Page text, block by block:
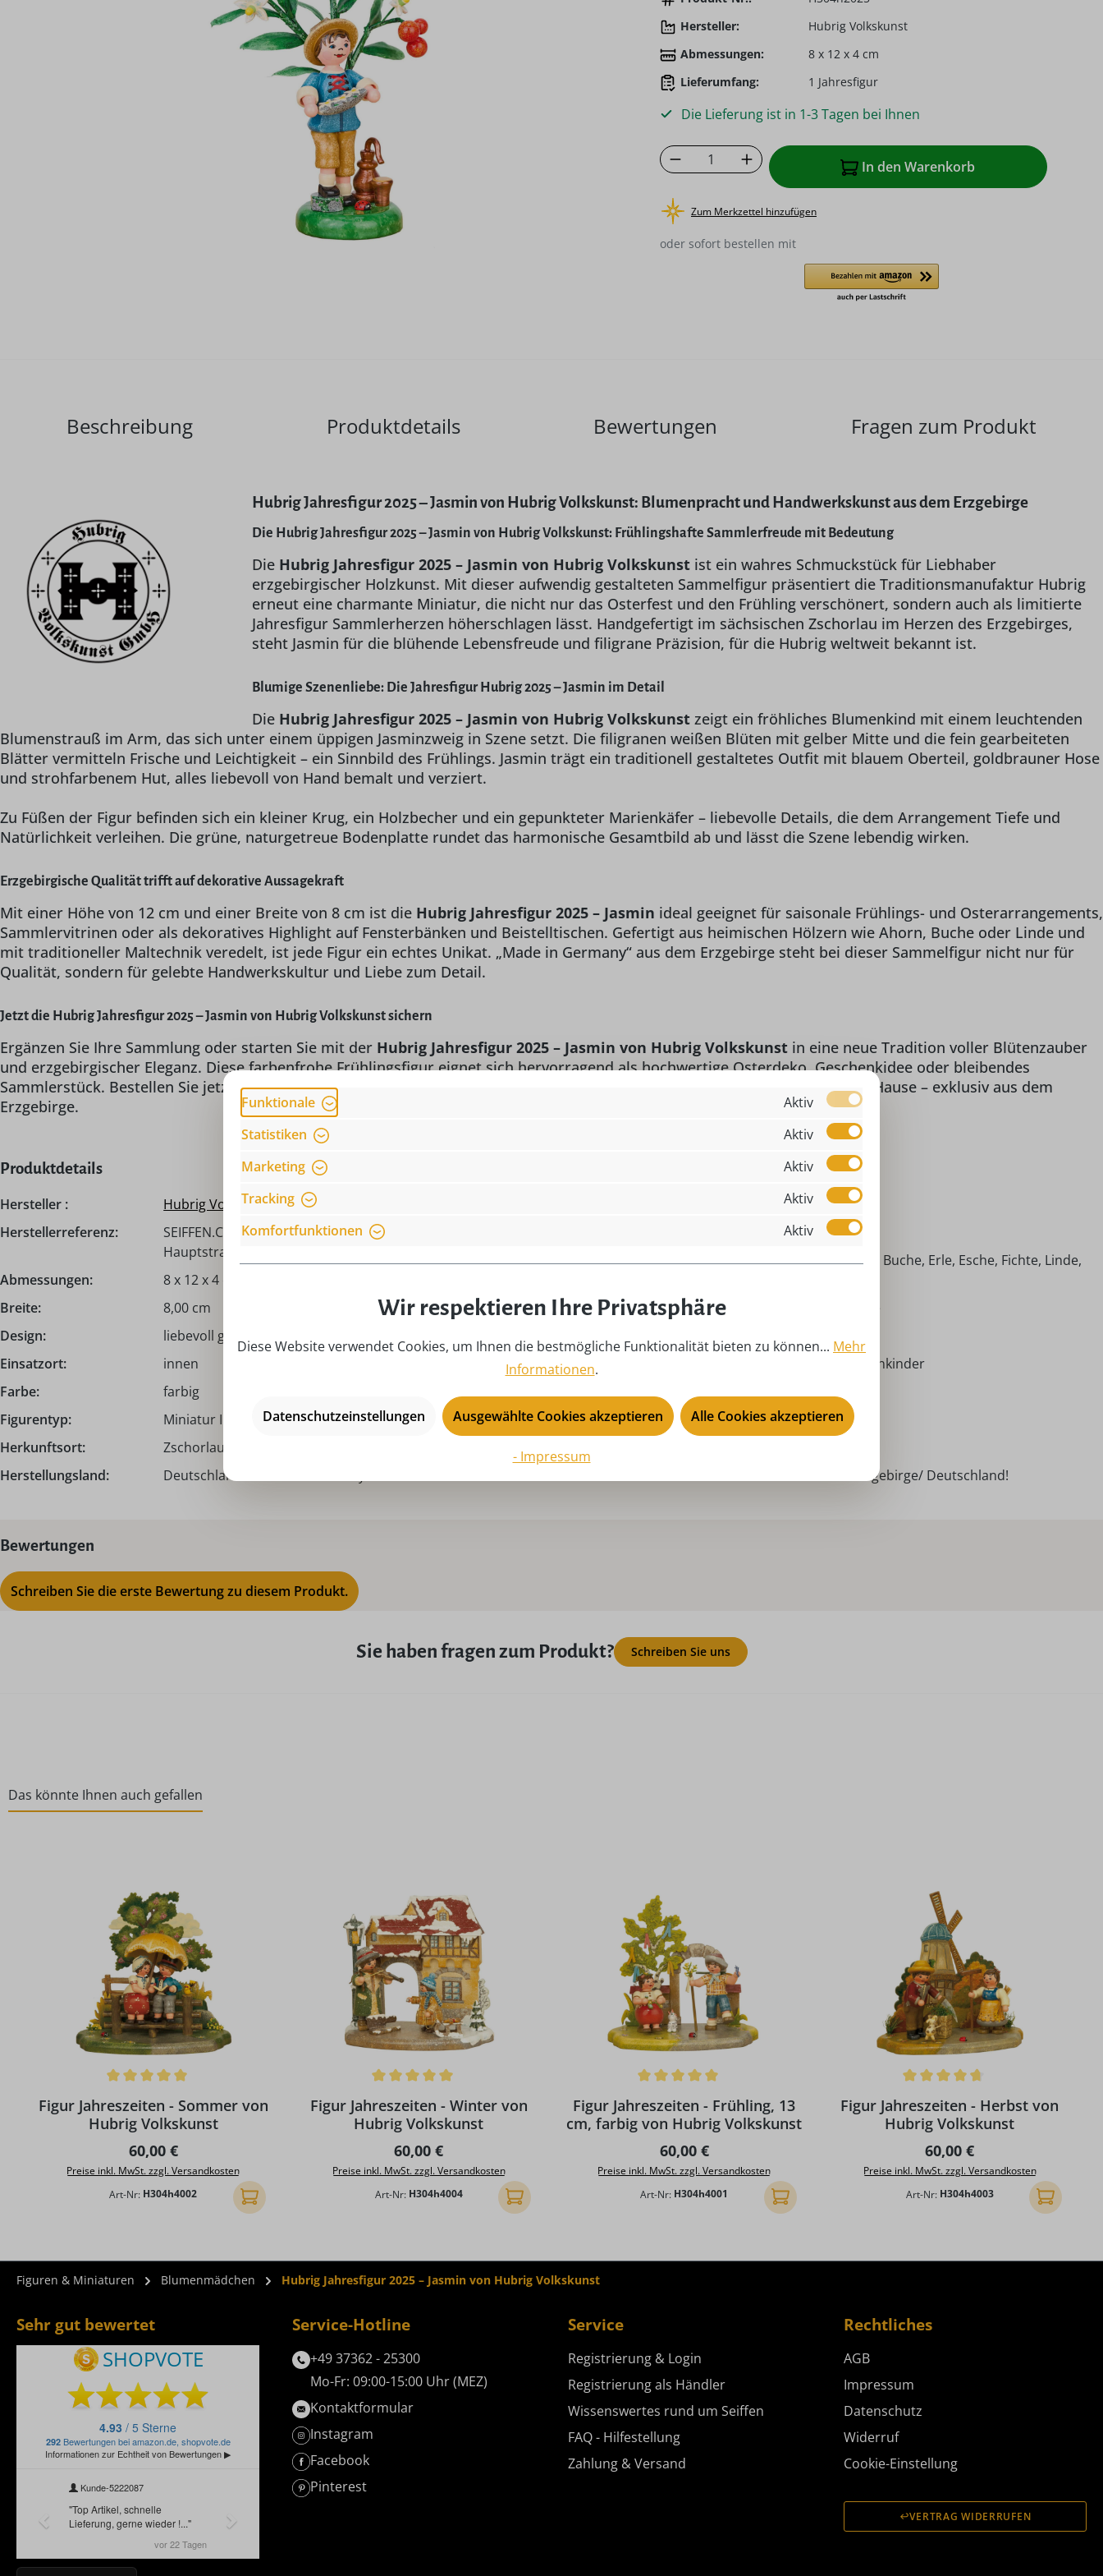
Hersteller:
Hubrig Volkskunst
Abmessungen:
8 x 12 x 4 cm
Lieferumfang:
1 Jahresfigur
Die Lieferung ist in 1-3 Tagen bei Ihnen
Produkt Anzahl: Gib den gewünschten Wert
In den Warenkorb
Zum Merkzettel hinzufügen
oder sofort bestellen mit
Beschreibung Produktdetails Bewertungen Fragen zum Produkt
Hubrig Jahresfigur 2025 – Jasmin von Hubrig Volkskunst: Blumenpracht und Handwerkskunst aus dem Erzgebirge
Die Hubrig Jahresfigur 2025 – Jasmin von Hubrig Volkskunst: Frühlingshafte Sammlerfreude mit Bedeutung
Die Hubrig Jahresfigur 2025 – Jasmin von Hubrig Volkskunst ist ein wahres Schmuckstück für Liebhaber
erzgebirgischer Holzkunst. Mit dieser aufwendig gestalteten Sammelfigur präsentiert die Traditionsmanufaktur Hubrig
erneut eine charmante Miniatur, die nicht nur das Osterfest und den Frühling verschönert, sondern auch als limitierte
Jahresfigur Sammlerherzen höherschlagen lässt. Handgefertigt im sächsischen Zschorlau im Herzen des Erzgebirges,
steht Jasmin für die blühende Lebensfreude und filigrane Präzision, für die Hubrig weltweit bekannt ist.
Blumige Szenenliebe: Die Jahresfigur Hubrig 2025 – Jasmin im Detail
Die Hubrig Jahresfigur 2025 – Jasmin von Hubrig Volkskunst zeigt ein fröhliches Blumenkind mit einem leuchtenden
Blumenstrauß im Arm, das sich unter einem üppigen Jasminzweig in Szene setzt. Die filigranen weißen Blüten mit gelber Mitte und die fein gearbeiteten
Blätter vermitteln Frische und Leichtigkeit – ein Sinnbild des Frühlings. Jasmin trägt ein traditionell gestaltetes Outfit mit blauem Oberteil, goldbrauner Hose
und strohfarbenem Hut, alles liebevoll von Hand bemalt und verziert.
Zu Füßen der Figur befinden sich ein kleiner Krug, ein Holzbecher und ein gepunkteter Marienkäfer – liebevolle Details, die dem Arrangement Tiefe und
Natürlichkeit verleihen. Die grüne, naturgetreue Bodenplatte rundet das harmonische Gesamtbild ab und lässt die Szene lebendig wirken.
Erzgebirgische Qualität trifft auf dekorative Aussagekraft
Mit einer Höhe von 12 cm und einer Breite von 8 cm ist die Hubrig Jahresfigur 2025 – Jasmin ideal geeignet für saisonale Frühlings- und Osterarrangements,
Sammlervitrinen oder als dekoratives Highlight auf Fensterbänken und Beistelltischen. Gefertigt aus heimischen Hölzern wie Ahorn, Buche oder Linde und
mit traditioneller Maltechnik veredelt, ist jede Figur ein echtes Unikat. „Made in Germany“ aus dem Erzgebirge steht bei dieser Sammelfigur nicht nur für
Qualität, sondern für gelebte Handwerkskultur und Liebe zum Detail.
Jetzt die Hubrig Jahresfigur 2025 – Jasmin von Hubrig Volkskunst sichern
Ergänzen Sie Ihre Sammlung oder starten Sie mit der Hubrig Jahresfigur 2025 – Jasmin von Hubrig Volkskunst in eine neue Tradition voller Blütenzauber
und erzgebirgischer Eleganz. Diese farbenfrohe Frühlingsfigur eignet sich hervorragend als hochwertige Osterdeko, Geschenkidee oder bleibendes
Sammlerstück. Bestellen Sie jetzt und holen Sie sich mit Jasmin ein Stück Frühling, Handwerkskunst und Lebensfreude nach Hause – exklusiv aus dem
Erzgebirge.
Produktdetails
Hersteller :
Hubrig Volkskunst
Herstellerreferenz:
SEIFFEN.COM by Nestler GmbH, c/o Hubrig Volkskunst,
Hauptstraße 132, 09548 Seiffen, info@seiffen.com
Abmessungen:
8 x 12 x 4 cm
Breite:
8,00 cm
Design:
liebevoll gestaltet
Einsatzort:
innen
Farbe:
farbig
Figurentyp:
Miniatur I Sammelfigur
Herkunftsort:
Zschorlau I Erzgebirge
Herstellungsland:
Deutschland – Made in Germany
1 Jahresfigur
Material:
Heimische Hölzer (Ahorn, Buche, Erle, Esche, Fichte, Linde,
Motiv:
Jahresfigur 2025 - Jasmine
Produkttyp:
Blumenmädchen - Blumenkinder
Serie:
Hubrig - Blumenmädchen
Handarbeit aus dem Erzgebirge/ Deutschland!
Bewertungen
Schreiben Sie die erste Bewertung zu diesem Produkt.
Sie haben fragen zum Produkt? Schreiben Sie uns
Das könnte Ihnen auch gefallen
Figur Jahreszeiten - Sommer von
Hubrig Volkskunst
Regulärer Preis:
60,00 €
Preise inkl. MwSt. zzgl. Versandkosten
Art-Nr: H304h4002 In den Warenkorb
Figur Jahreszeiten - Winter von
Hubrig Volkskunst
Regulärer Preis:
60,00 €
Preise inkl. MwSt. zzgl. Versandkosten
Art-Nr: H304h4004 In den Warenkorb
Figur Jahreszeiten - Frühling, 13
cm, farbig von Hubrig Volkskunst
Regulärer Preis:
60,00 €
Preise inkl. MwSt. zzgl. Versandkosten
Art-Nr: H304h4001 In den Warenkorb
Figur Jahreszeiten - Herbst von
Hubrig Volkskunst
Regulärer Preis:
60,00 €
Preise inkl. MwSt. zzgl. Versandkosten
Art-Nr: H304h4003 In den
Figuren & Miniaturen Blumenmädchen Hubrig Jahresfigur 2025 – Jasmin von Hubrig Volkskunst
Sehr gut bewertet Service-Hotline
+49 37362 - 25300
Mo-Fr: 09:00-15:00 Uhr (MEZ)
Kontaktformular
Instagram
Facebook
Pinterest
Service
Registrierung & Login
Registrierung als Händler
Wissenswertes rund um Seiffen
FAQ - Hilfestellung
Zahlung & Versand
Rechtliches
AGB
Impressum
Datenschutz
Widerruf
Cookie-Einstellung
VERTRAG WIDERRUFEN
Funktionale
Aktiv
Statistiken
Aktiv
Marketing
Aktiv
Tracking
Aktiv
Komfortfunktionen
Aktiv
Wir respektieren Ihre Privatsphäre
Diese Website verwendet Cookies, um Ihnen die bestmögliche Funktionalität bieten zu können... Mehr
Informationen.
Datenschutzeinstellungen Ausgewählte Cookies akzeptieren Alle Cookies akzeptieren
- Impressum